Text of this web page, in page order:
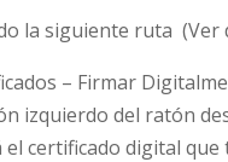
la siguiente ruta (Ver
– Firmar
izquierdo del ratón
certificado digital